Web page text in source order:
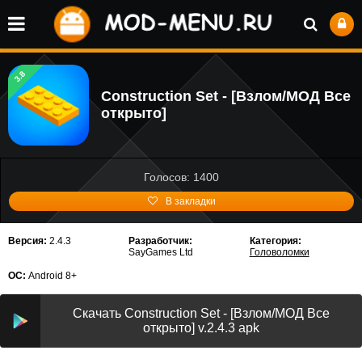
3.8
Construction Set - [Взлом/МОД Все
открыто]
Голосов: 1400
В закладки
Версия: 2.4.3
Разработчик:
SayGames Ltd
Категория:
Головоломки
ОС: Android 8+
Скачать Construction Set - [Взлом/МОД Все
открыто] v.2.4.3 apk